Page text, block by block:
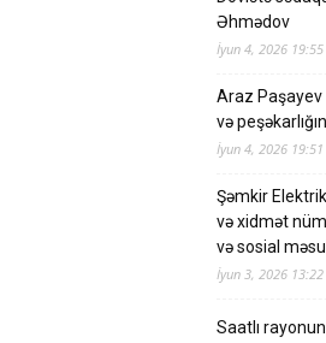
Əhmədov
İyun 4, 2026 19:55
Araz Paşayev
və
İyun 4, 2026 19:51
Şəmkir
və xidmət
və sosial
İyun 3, 2026 13:22
Saatlı